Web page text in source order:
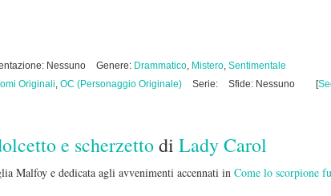
Nessuno Genere: Drammatico, Mistero, Sentimentale
Originali, OC (Personaggio Originale) Serie: Sfide: Nessuno [
e scherzettodi Lady Carol
Malfoy e dedicata agli avvenimenti accennati in Come lo scorpione